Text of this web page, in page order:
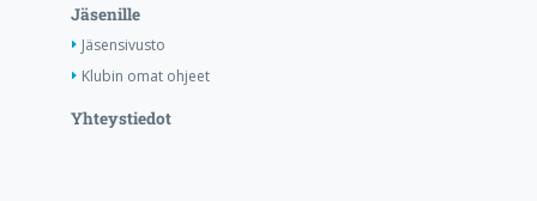
Jäsenille
Jäsensivusto
Klubin omat ohjeet
Yhteystiedot